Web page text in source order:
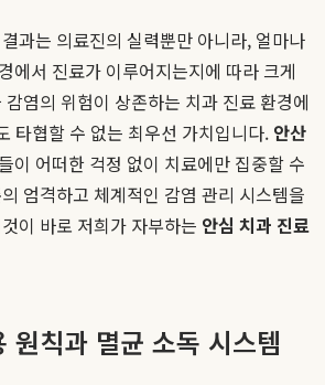
과는 의료진의 실력뿐만 아니라, 얼마나
에서 진료가 이루어지는지에 따라 크게
염의 위험이 상존하는 치과 진료 환경에
타협할 수 없는 최우선 가치입니다. 안산
이 어떠한 걱정 없이 치료에만 집중할 수
엄격하고 체계적인 감염 관리 시스템을
이 바로 저희가 자부하는 안심 치과 진료
원칙과 멸균 소독 시스템